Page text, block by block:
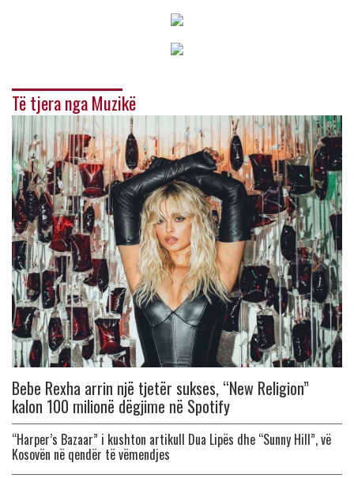
Të tjera nga Muzikë
Bebe Rexha arrin një tjetër sukses, “New Religion”
kalon 100 milionë dëgjime në Spotify
“Harper’s Bazaar” i kushton artikull Dua Lipës dhe “Sunny Hill”, vë
Kosovën në qendër të vëmendjes